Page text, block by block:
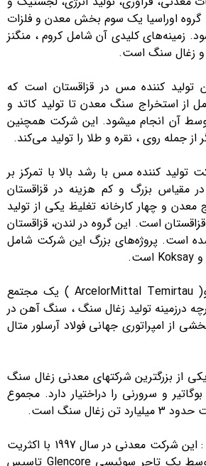
گروه اوراسیا یک سوم بخش معدن و فلزات
زمینه‌های کلیدی آن شامل کروم ، منگنز
زغال سنگ است.
تولید کننده مس در قزاقستان است که
از استخراج سنگ معدن تا تولید کاتد و
آن انجام میشود. این شرکت همچنین
از جمله روی ، نقره و طلا را تولید می‌کند.
تولید کننده مس با رشد بالا با تمرکز بر
مقیاس بزرگ و کم هزینه در قزاقستان
و چهار کارخانه تغلیظ یکی از تولید
است. این گروه در لندن، قزاقستان
است. پروژه‌های بزرگ این شرکت شامل
آرسلورمتال تمیرتائو( ArcelorMittal Temirtau ) یک مجتمع
درزمینه تولید زغال سنگ ، سنگ آهن در
از امپراتوری جهانی فولاد آرسلور متال
از بزرگترین شرکتهای معدنی زغال سنگ
و سرورنی را دراختیار دارد. مجموع
سنگ است.
کاززینک( Kazzinc) : این شرکت معدنی در سال 1997 با اکثریت
سهام خصوصی شده توسط یک تاجر سوئیسی Glencore تاسیس